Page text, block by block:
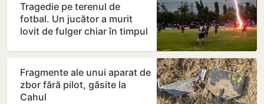
Tragedie pe terenul de
fotbal. Un jucător a murit
lovit de fulger chiar în timpul
Fragmente ale unui aparat de
zbor fără pilot, găsite la
Cahul